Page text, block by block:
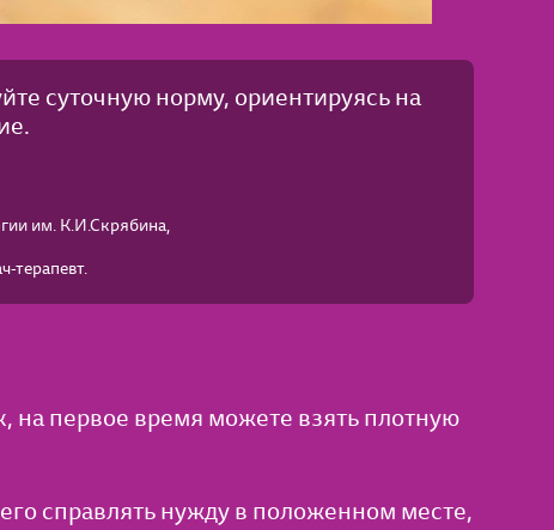
суточную норму, ориентируясь на
им. К.И.Скрябина,
терапевт.
на первое время можете взять плотную
его справлять нужду в положенном месте,